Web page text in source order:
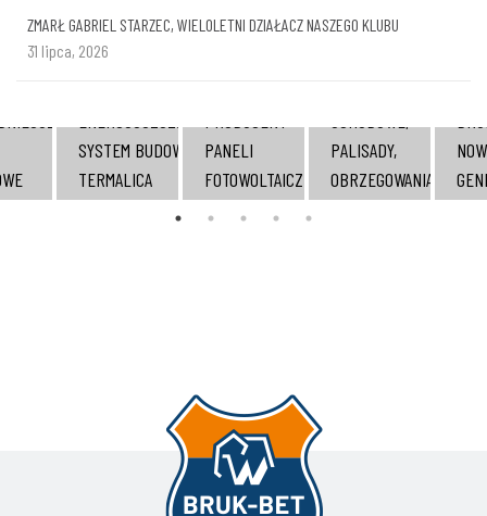
ZMARŁ GABRIEL STARZEC, WIELOLETNI DZIAŁACZ NASZEGO KLUBU
31 lipca, 2026
SYSTEM BUDOWY
TERMALICA
PANELI
FOTOWOLTAICZNYCH
PALISADY,
OBRZEGOWANIA